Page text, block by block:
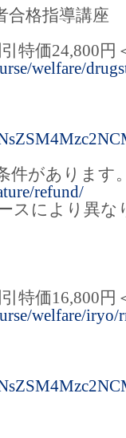
合格指導講座
特価24,800円
welfare/
件があります
refund/
スにより異な
特価16,800円
welfare/iryo/